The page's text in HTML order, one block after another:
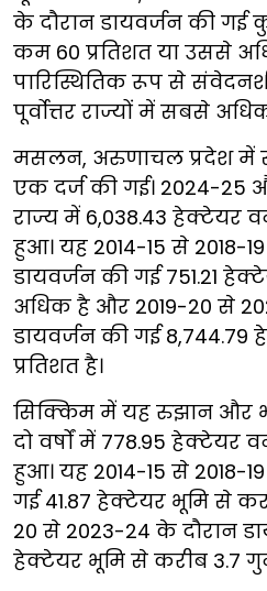
के दौरान डायवर्जन की
कम 60 प्रतिशत या उससे
पारिस्थितिक रूप से
पूर्वोत्तर राज्यों में सबसे
मसलन, अरुणाचल प्रदेश में
एक दर्ज की गई। 2024-25
राज्य में 6,038.43 हेक्टेयर
हुआ। यह 2014-15 से 2018-
डायवर्जन की गई 751.21
अधिक है और 2019-20 से
डायवर्जन की गई 8,744.79
प्रतिशत है।
सिक्किम में यह रुझान और
दो वर्षों में 778.95 हेक्टेयर
हुआ। यह 2014-15 से 2018-
गई 41.87 हेक्टेयर भूमि से
20 से 2023-24 के दौरान
हेक्टेयर भूमि से करीब 3.7